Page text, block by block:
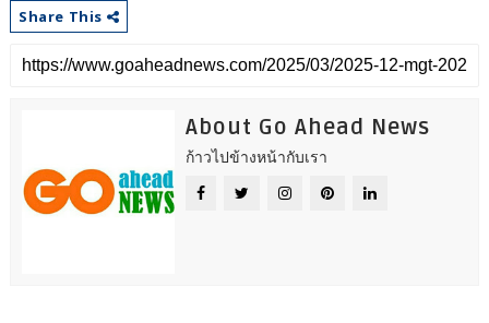
Share This
About Go Ahead News
ก้าวไปข้างหน้ากับเรา